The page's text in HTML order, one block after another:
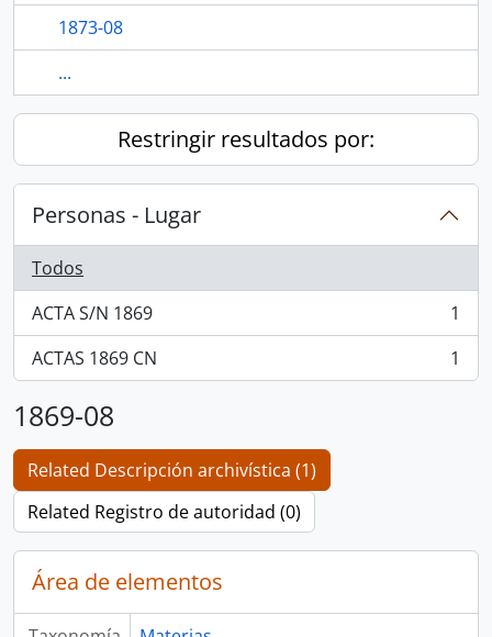
1873-08
...
Restringir resultados por:
Personas - Lugar
Todos
ACTA S/N 1869
, 1 resultados
1
ACTAS 1869 CN
, 1 resultados 1
1869-08
Related Descripción archivística (1)
Related Registro de autoridad (0)
Área de elementos